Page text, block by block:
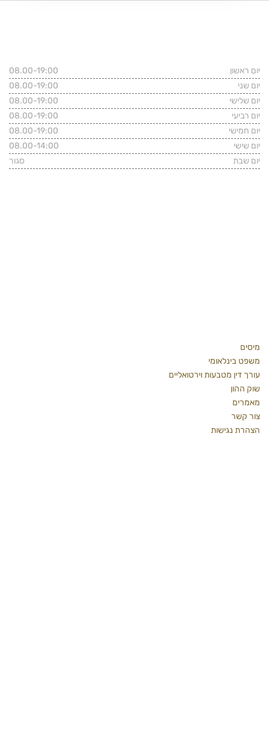
יום ראשון
08.00-19:00
יום שני
08.00-19:00
יום שלישי
08.00-19:00
יום רביעי
08.00-19:00
יום חמישי
08.00-19:00
יום שישי
08.00-14:00
יום שבת
סגור
מיסים
משפט בינלאומי
עורך דין מטבעות וירטואליים
שוק ההון
מאמרים
צור קשר
הצהרת נגישות